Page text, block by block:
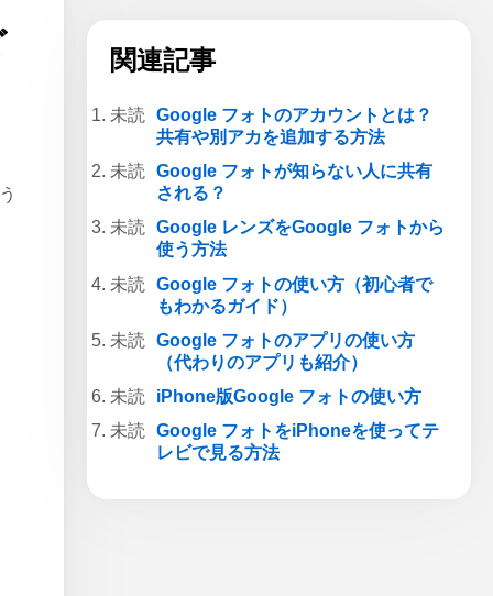
関連記事
Google フォトのアカウントとは？
共有や別アカを追加する方法
Google フォトが知らない人に共有
される？
Google レンズをGoogle フォトから
使う方法
Google フォトの使い方（初心者で
もわかるガイド）
Google フォトのアプリの使い方
（代わりのアプリも紹介）
iPhone版Google フォトの使い方
Google フォトをiPhoneを使ってテ
レビで見る方法